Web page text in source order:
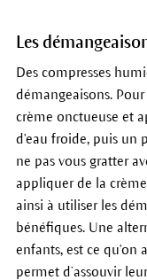
Les
Des compresses
démangeaisons.
crème onctueuse et
d'eau froide, puis un
ne pas vous gratter
appliquer de la
ainsi à utiliser les
bénéfiques. Une
enfants, est ce qu'on
permet d’assouvir